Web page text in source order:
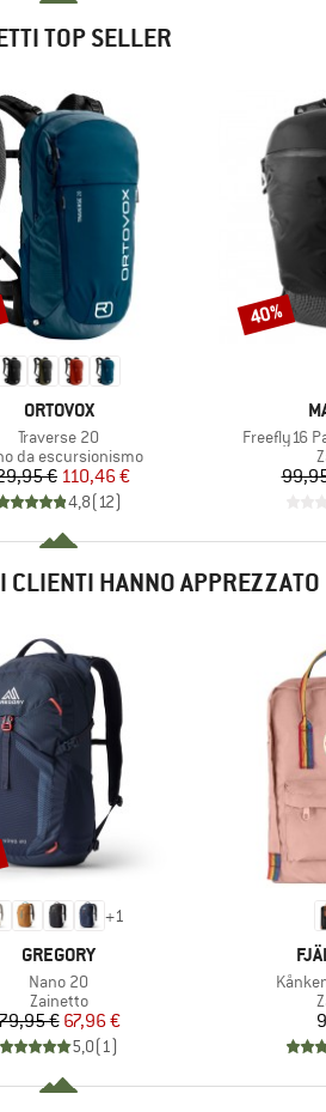
TOP SELLER
MARCHIO
ORTOVOX
Articolo
Traverse 20
di prodotti
da escursionismo
Prezzo
€Prezzo ridotto
110,46 €
4,8(12)
Articolo
Freefly16
Sconto
40%
CLIENTI HANNO APPREZZATO
+1
MARCHIO
GREGORY
Articolo
Nano 20
Gruppo di prodotti
Zainetto
Prezzo
€Prezzo ridotto
67,96 €
5,0(1)
Articolo